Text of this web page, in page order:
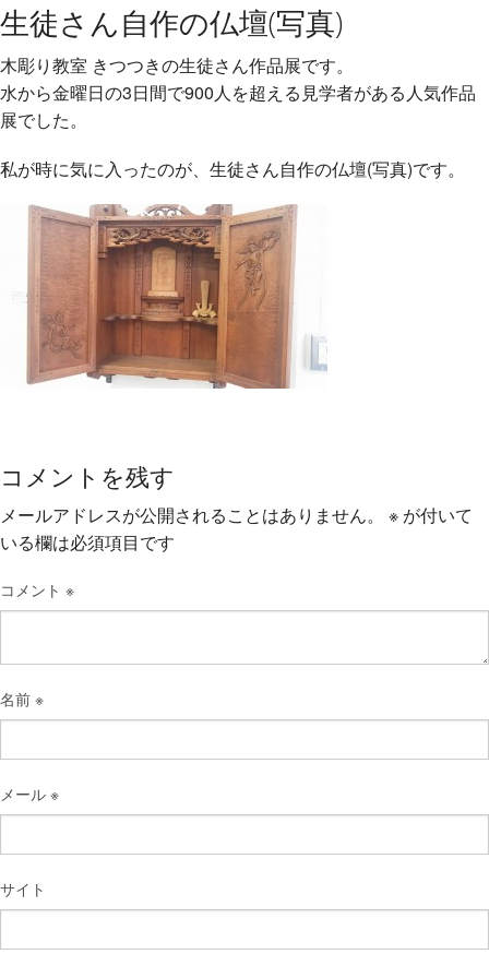
生徒さん自作の仏壇(写真)
木彫り教室 きつつきの生徒さん作品展です。
水から金曜日の3日間で900人を超える見学者がある人気作品
展でした。
私が時に気に入ったのが、生徒さん自作の仏壇(写真)です。
コメントを残す
メールアドレスが公開されることはありません。 ※ が付いて
いる欄は必須項目です
コメント ※
名前 ※
メール ※
サイト